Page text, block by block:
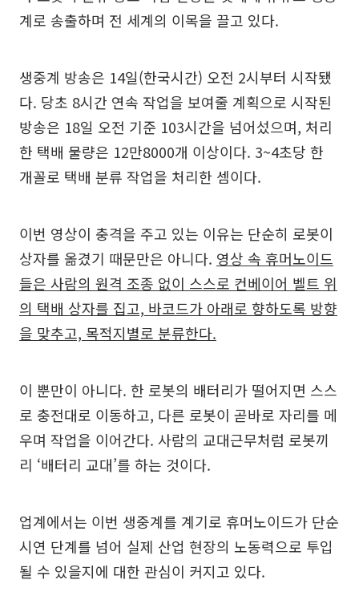
계로 송출하며 전 세계의 이목을 끌고 있다.
생중계 방송은 14일(한국시간) 오전 2시부터 시작됐
다. 당초 8시간 연속 작업을 보여줄 계획으로 시작된
방송은 18일 오전 기준 103시간을 넘어섰으며, 처리
한 택배 물량은 12만8000개 이상이다. 3~4초당 한
개꼴로 택배 분류 작업을 처리한 셈이다.
이번 영상이 충격을 주고 있는 이유는 단순히 로봇이
상자를 옮겼기 때문만은 아니다. 영상 속 휴머노이드
들은 사람의 원격 조종 없이 스스로 컨베이어 벨트 위
의 택배 상자를 집고, 바코드가 아래로 향하도록 방향
을 맞추고, 목적지별로 분류한다.
이 뿐만이 아니다. 한 로봇의 배터리가 떨어지면 스스
로 충전대로 이동하고, 다른 로봇이 곧바로 자리를 메
우며 작업을 이어간다. 사람의 교대근무처럼 로봇끼
리 ‘배터리 교대’를 하는 것이다.
업계에서는 이번 생중계를 계기로 휴머노이드가 단순
시연 단계를 넘어 실제 산업 현장의 노동력으로 투입
될 수 있을지에 대한 관심이 커지고 있다.